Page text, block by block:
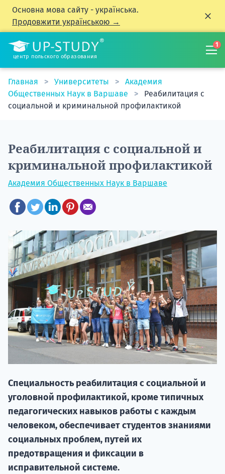
Основна мова сайту - українська.
Продовжити українською →
центр польского образования
1
Главная Университеты
Академия
Общественных Наук в Варшаве
Реабилитация с
социальной и криминальной профилактикой
Реабилитация с социальной и
криминальной профилактикой
Академия Общественных Наук в Варшаве
Специальность реабилитация с социальной и
уголовной профилактикой, кроме типичных
педагогических навыков работы с каждым
человеком, обеспечивает студентов знаниями
социальных проблем, путей их
предотвращения и фиксации в
исправительной системе.
НАБОР